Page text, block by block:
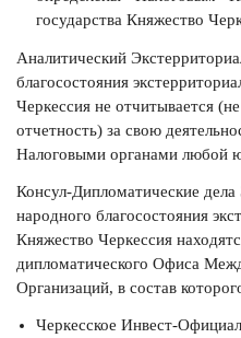
государства Княжество
Аналитический
благосостояния
Черкессия не отчитывается
отчетность) за свою
Налоговыми органами любой
Консул-Дипломатические
народного благосостояния
Княжество Черкессия
дипломатического Офиса
Организаций, в состав
Черкесское Инвест-